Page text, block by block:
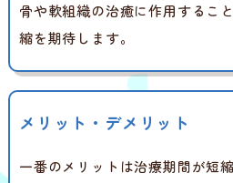
骨や軟組織の治癒に作用するこ
縮を期待します。
メリット・デメリット
一番のメリットは治療期間が短